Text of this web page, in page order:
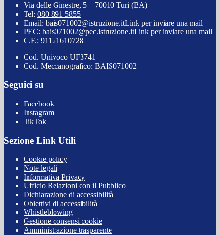
Via delle Ginestre, 5 – 70010 Turi (BA)
Tel: 080 891 5855
Email: bais071002@istruzione.itLink per inviare una mail
PEC: bais071002@pec.istruzione.itLink per inviare una mail
C.F.: 91121610728
Cod. Univoco UF3741
Cod. Meccanografico: BAIS071002
Seguici su
Facebook
Instagram
TikTok
Sezione Link Utili
Cookie policy
Note legali
Informativa Privacy
Ufficio Relazioni con il Pubblico
Dichiarazione di accessibilità
Obiettivi di accessibilità
Whistleblowing
Gestione consensi cookie
Amministrazione trasparente